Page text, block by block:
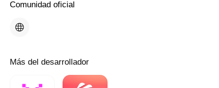
Comunidad oficial
Más del desarrollador